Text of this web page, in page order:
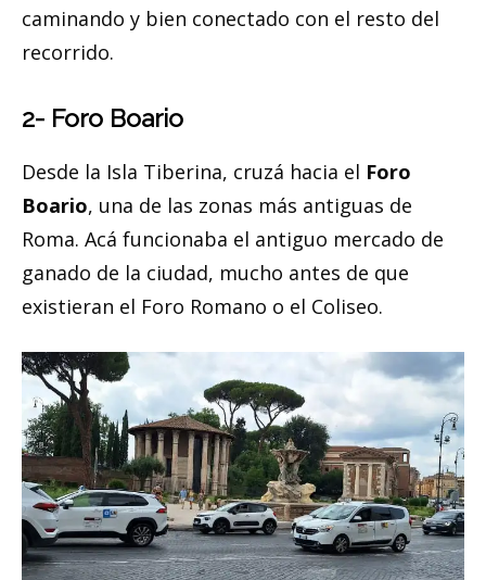
caminando y bien conectado con el resto del
recorrido.
2- Foro Boario
Desde la Isla Tiberina, cruzá hacia el Foro
Boario, una de las zonas más antiguas de
Roma. Acá funcionaba el antiguo mercado de
ganado de la ciudad, mucho antes de que
existieran el Foro Romano o el Coliseo.